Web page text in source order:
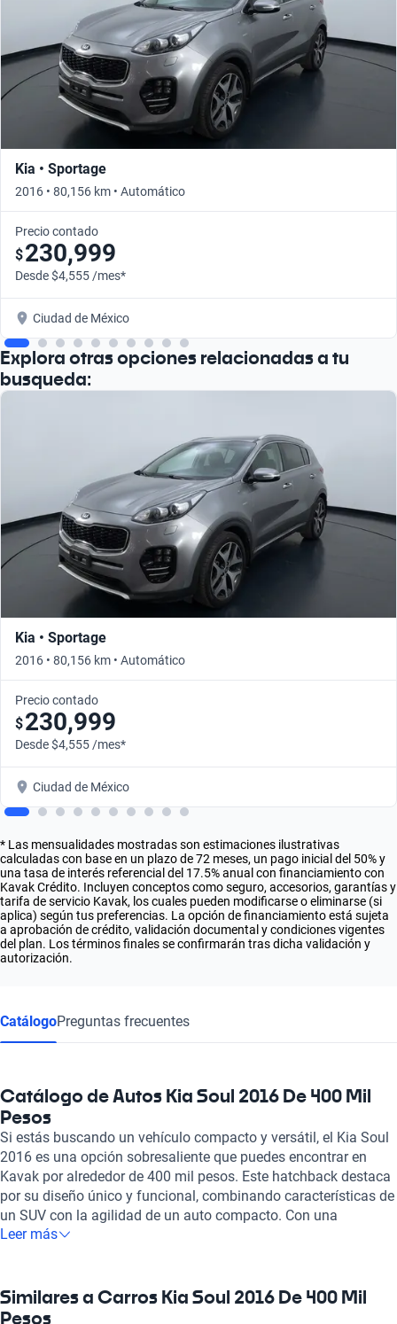
Kia • Sportage
2016 • 80,156 km • Automático
Precio contado
$230,999
Desde $4,555 /mes*
Ciudad de México
Explora otras opciones relacionadas a tu
busqueda:
Kia • Sportage
2016 • 80,156 km • Automático
Precio contado
$230,999
Desde $4,555 /mes*
Ciudad de México
* Las mensualidades mostradas son estimaciones ilustrativas
calculadas con base en un plazo de 72 meses, un pago inicial del 50% y
una tasa de interés referencial del 17.5% anual con financiamiento con
Kavak Crédito. Incluyen conceptos como seguro, accesorios, garantías y
tarifa de servicio Kavak, los cuales pueden modificarse o eliminarse (si
aplica) según tus preferencias. La opción de financiamiento está sujeta
a aprobación de crédito, validación documental y condiciones vigentes
del plan. Los términos finales se confirmarán tras dicha validación y
autorización.
CatálogoPreguntas frecuentes
Catálogo de Autos Kia Soul 2016 De 400 Mil
Pesos
Si estás buscando un vehículo compacto y versátil, el Kia Soul
2016 es una opción sobresaliente que puedes encontrar en
Kavak por alrededor de 400 mil pesos. Este hatchback destaca
por su diseño único y funcional, combinando características de
un SUV con la agilidad de un auto compacto. Con una
capacidad para cinco pasajeros y un espacio interior
Bajo el capó, este modelo ofrece una gama de motores de entre
1.6 y 2.0 litros, proporcionando de 122 a 150 caballos de
Leer más
Similares a Carros Kia Soul 2016 De 400 Mil
Pesos